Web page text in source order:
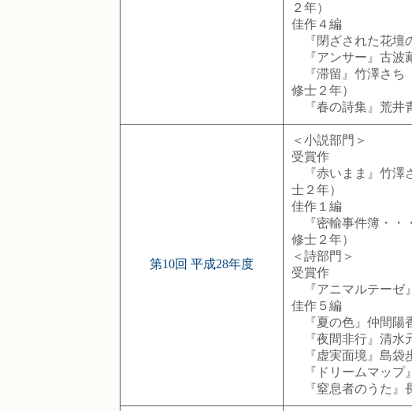
２年）
佳作４編
『閉ざされた花壇
『アンサー』古波
『滞留』竹澤さち
修士２年）
『春の詩集』荒井
第10回 平成28年度
＜小説部門＞
受賞作
『赤いまま』竹澤
士２年）
佳作１編
『密輸事件簿・・
修士２年）
＜詩部門＞
受賞作
『アニマルテーゼ
佳作５編
『夏の色』仲間陽
『夜間非行』清水
『虚実面境』島袋
『ドリームマップ
『窒息者のうた』